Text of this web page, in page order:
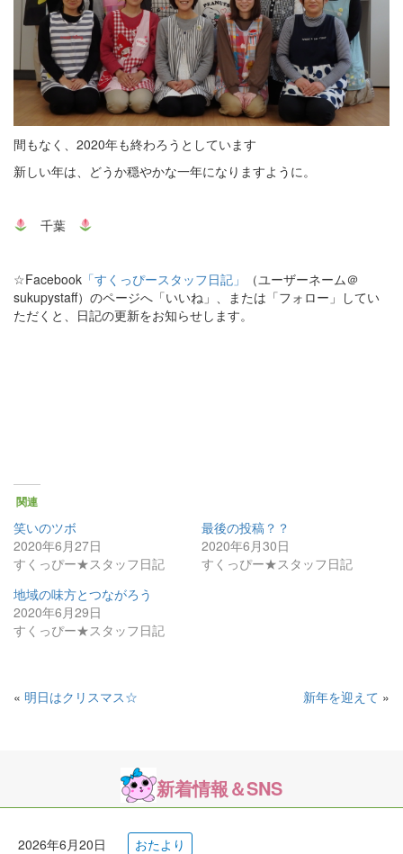
間もなく、2020年も終わろうとしています
新しい年は、どうか穏やかな一年になりますように。
千葉
☆Facebook 「すくっぴースタッフ日記」
（ユーザーネーム＠
sukupystaff）のページへ「いいね」、または「フォロー」してい
ただくと、日記の更新をお知らせします。
関連
笑いのツボ
2020年6月27日
すくっぴー★スタッフ日記
最後の投稿？？
2020年6月30日
すくっぴー★スタッフ日記
地域の味方とつながろう
2020年6月29日
すくっぴー★スタッフ日記
« 明日はクリスマス☆ 新年を迎えて »
新着情報＆SNS
2026年6月20日 おたより